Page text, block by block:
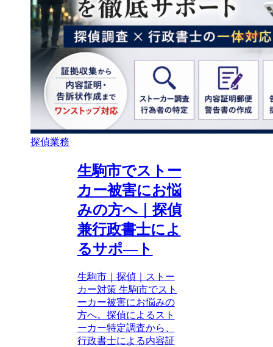
探偵業務
生駒市でストー
カー被害にお悩
みの方へ｜探偵
兼行政書士によ
るサポ―ト
生駒市｜探偵｜ストー
カー対策 生駒市でスト
ーカー被害にお悩みの
方へ。探偵によるスト
ーカー特定調査から、
行政書士による内容証